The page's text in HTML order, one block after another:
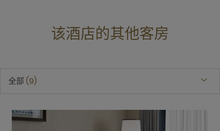
该酒店的其他客房
全部 9